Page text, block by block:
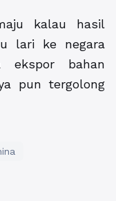
kalau hasil
lari ke negara
ekspor bahan
pun tergolong